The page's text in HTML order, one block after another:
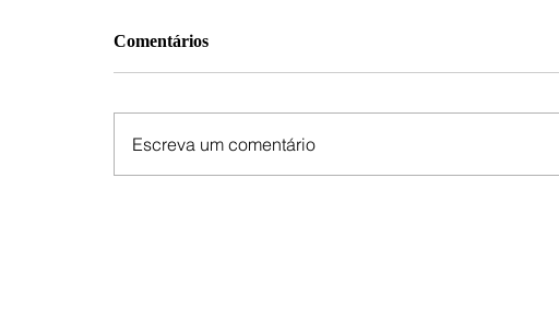
Comentários
Escreva um comentário